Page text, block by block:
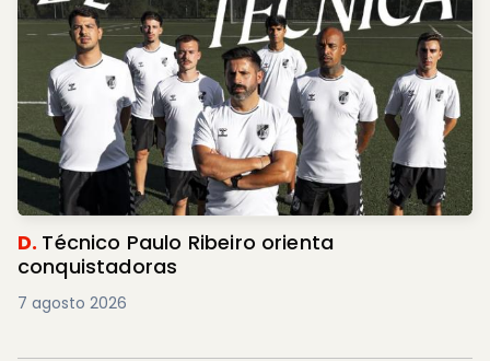
D. Técnico Paulo Ribeiro orienta
conquistadoras
7 agosto 2026